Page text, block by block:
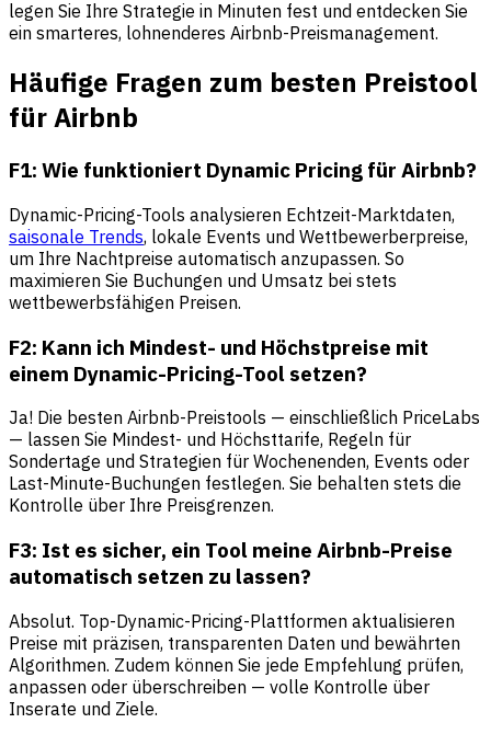
legen Sie Ihre Strategie in Minuten fest und entdecken Sie
ein smarteres, lohnenderes Airbnb-Preismanagement.
Häufige Fragen zum besten Preistool
für Airbnb
F1: Wie funktioniert Dynamic Pricing für Airbnb?
Dynamic-Pricing-Tools analysieren Echtzeit-Marktdaten,
saisonale Trends, lokale Events und Wettbewerberpreise,
um Ihre Nachtpreise automatisch anzupassen. So
maximieren Sie Buchungen und Umsatz bei stets
wettbewerbsfähigen Preisen.
F2: Kann ich Mindest- und Höchstpreise mit
einem Dynamic-Pricing-Tool setzen?
Ja! Die besten Airbnb-Preistools — einschließlich PriceLabs
— lassen Sie Mindest- und Höchsttarife, Regeln für
Sondertage und Strategien für Wochenenden, Events oder
Last-Minute-Buchungen festlegen. Sie behalten stets die
Kontrolle über Ihre Preisgrenzen.
F3: Ist es sicher, ein Tool meine Airbnb-Preise
automatisch setzen zu lassen?
Absolut. Top-Dynamic-Pricing-Plattformen aktualisieren
Preise mit präzisen, transparenten Daten und bewährten
Algorithmen. Zudem können Sie jede Empfehlung prüfen,
anpassen oder überschreiben — volle Kontrolle über
Inserate und Ziele.